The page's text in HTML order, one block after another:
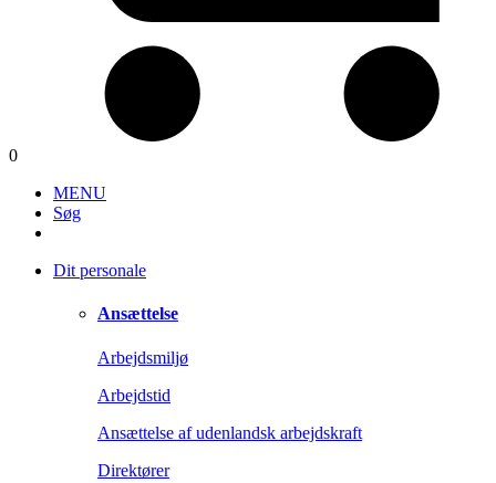
0
MENU
Søg
Dit personale
Ansættelse
Arbejdsmiljø
Arbejdstid
Ansættelse af udenlandsk arbejdskraft
Direktører